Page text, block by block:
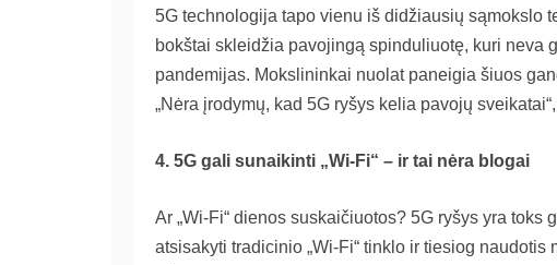
5G technologija tapo vienu iš didžiausių sąmokslo
bokštai skleidžia pavojingą spinduliuotę, kuri neva
pandemijas. Mokslininkai nuolat paneigia šiuos
„Nėra įrodymų, kad 5G ryšys kelia pavojų
4. 5G gali sunaikinti „Wi-Fi“ – ir tai nėra blogai
Ar „Wi-Fi“ dienos suskaičiuotos? 5G ryšys yra
atsisakyti tradicinio „Wi-Fi“ tinklo ir tiesiog